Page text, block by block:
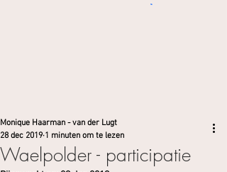
Waelpolder - participatie
Monique Haarman - van der Lugt
28 dec 2019 1 minuten om te lezen